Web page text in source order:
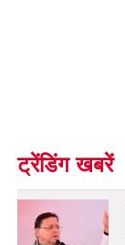
ट्रेंडिंग खबरें